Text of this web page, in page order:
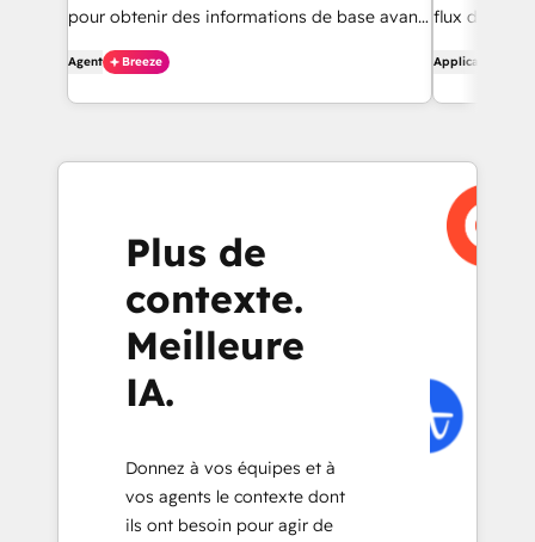
pour obtenir des informations de base avant
de les contacter.
Agent Breeze
flux de
Application
Plus de
contexte.
Meilleure
IA.
Donnez à vos équipes et à
vos agents le contexte dont
ils ont besoin pour agir de